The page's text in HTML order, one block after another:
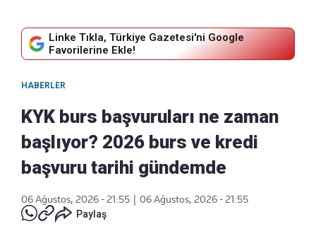
Linke Tıkla, Türkiye Gazetesi'ni Google
Favorilerine Ekle!
HABERLER
KYK burs başvuruları ne zaman
başlıyor? 2026 burs ve kredi
başvuru tarihi gündemde
06 Ağustos, 2026 - 21:55
06 Ağustos, 2026 - 21:55
Paylaş